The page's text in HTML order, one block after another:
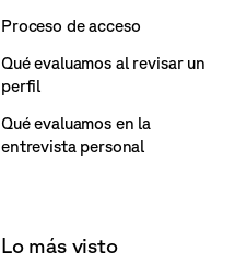
Proceso de acceso
Qué evaluamos al revisar un
perfil
Qué evaluamos en la
entrevista personal
Lo más visto